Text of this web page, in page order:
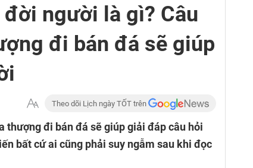
người là gì? Câu
đi bán đá sẽ giúp
Theo dõi Lịch ngày TỐT trên
thượng đi bán đá sẽ giúp giải đáp câu hỏi
bất cứ ai cũng phải suy ngẫm sau khi đọc